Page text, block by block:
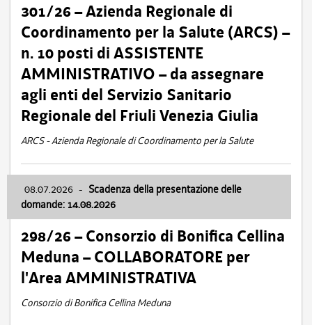
301/26 – Azienda Regionale di
Coordinamento per la Salute (ARCS) –
n. 10 posti di ASSISTENTE
AMMINISTRATIVO – da assegnare
agli enti del Servizio Sanitario
Regionale del Friuli Venezia Giulia
ARCS - Azienda Regionale di Coordinamento per la Salute
08.07.2026 - Scadenza della presentazione delle
domande: 14.08.2026
298/26 – Consorzio di Bonifica Cellina
Meduna – COLLABORATORE per
l'Area AMMINISTRATIVA
Consorzio di Bonifica Cellina Meduna